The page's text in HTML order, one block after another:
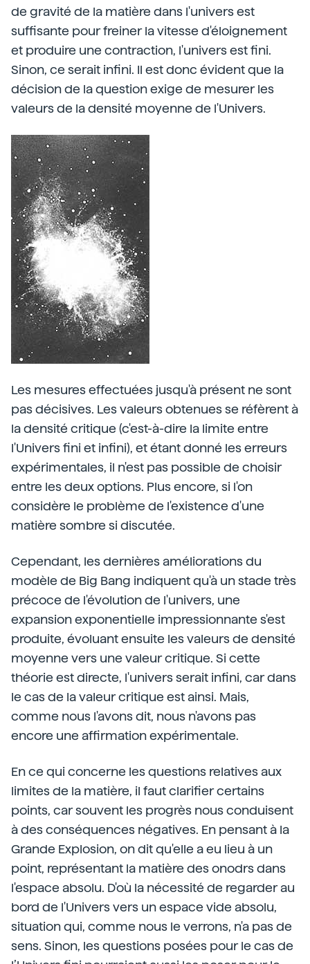
de gravité de la matière dans l'univers est
suffisante pour freiner la vitesse d'éloignement
et produire une contraction, l'univers est fini.
Sinon, ce serait infini. Il est donc évident que la
décision de la question exige de mesurer les
valeurs de la densité moyenne de l'Univers.
Les mesures effectuées jusqu'à présent ne sont
pas décisives. Les valeurs obtenues se réfèrent à
la densité critique (c'est-à-dire la limite entre
l'Univers fini et infini), et étant donné les erreurs
expérimentales, il n'est pas possible de choisir
entre les deux options. Plus encore, si l'on
considère le problème de l'existence d'une
matière sombre si discutée.
Cependant, les dernières améliorations du
modèle de Big Bang indiquent qu'à un stade très
précoce de l'évolution de l'univers, une
expansion exponentielle impressionnante s'est
produite, évoluant ensuite les valeurs de densité
moyenne vers une valeur critique. Si cette
théorie est directe, l'univers serait infini, car dans
le cas de la valeur critique est ainsi. Mais,
comme nous l'avons dit, nous n'avons pas
encore une affirmation expérimentale.
En ce qui concerne les questions relatives aux
limites de la matière, il faut clarifier certains
points, car souvent les progrès nous conduisent
à des conséquences négatives. En pensant à la
Grande Explosion, on dit qu'elle a eu lieu à un
point, représentant la matière des onodrs dans
l'espace absolu. D'où la nécessité de regarder au
bord de l'Univers vers un espace vide absolu,
situation qui, comme nous le verrons, n'a pas de
sens. Sinon, les questions posées pour le cas de